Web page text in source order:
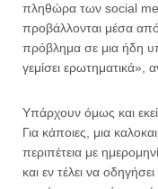
πληθώρα των social
προβάλλονται μέσα
πρόβλημα σε μια ήδη
γεμίσει ερωτηματικά»,
Υπάρχουν όμως και
Για κάποιες, μια
περιπέτεια με
και εν τέλει να